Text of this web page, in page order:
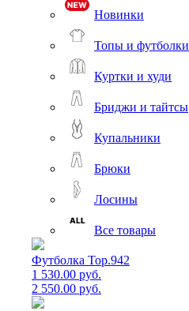
Новинки
Топы и футболки
Куртки и худи
Бриджи и тайтсы
Купальники
Брюки
Лосины
Все товары
Футболка Top.942
1 530.00 руб.
2 550.00 руб.